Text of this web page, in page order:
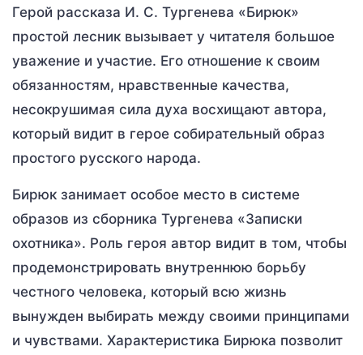
Герой рассказа И. С. Тургенева «Бирюк»
простой лесник вызывает у читателя большое
уважение и участие. Его отношение к своим
обязанностям, нравственные качества,
несокрушимая сила духа восхищают автора,
который видит в герое собирательный образ
простого русского народа.
Бирюк занимает особое место в системе
образов из сборника Тургенева «Записки
охотника». Роль героя автор видит в том, чтобы
продемонстрировать внутреннюю борьбу
честного человека, который всю жизнь
вынужден выбирать между своими принципами
и чувствами. Характеристика Бирюка позволит